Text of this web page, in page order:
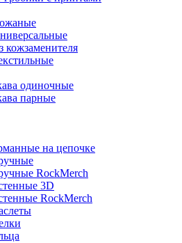
кожзаменителя
одиночные
парные
на цепочке
RockMerch
3D
RockMerch